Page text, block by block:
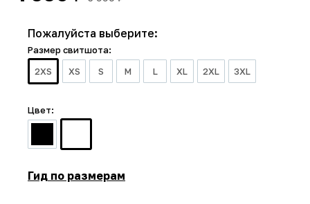
Пожалуйста выберите:
Размер свитшота:
2XS
XS S M L XL 2XL 3XL
Цвет:
Гид по размерам